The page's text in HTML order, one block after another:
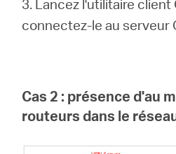
3. Lancez l'utilitaire client
connectez-le au serveur
Cas 2 : présence d'au
routeurs dans le